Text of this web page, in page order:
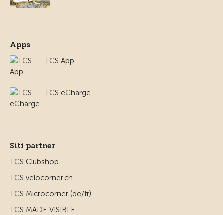
Apps
TCS App
TCS eCharge
Siti partner
TCS Clubshop
TCS velocorner.ch
TCS Microcorner (de/fr)
TCS MADE VISIBLE